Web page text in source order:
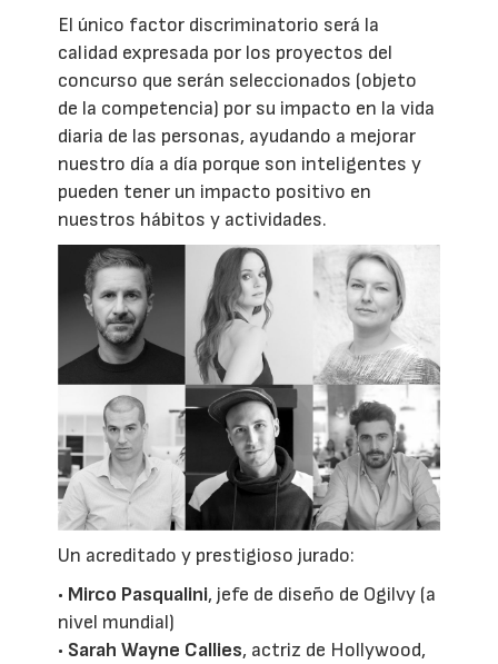
El único factor discriminatorio será la
calidad expresada por los proyectos del
concurso que serán seleccionados (objeto
de la competencia) por su impacto en la vida
diaria de las personas, ayudando a mejorar
nuestro día a día porque son inteligentes y
pueden tener un impacto positivo en
nuestros hábitos y actividades.
Un acreditado y prestigioso jurado:
• Mirco Pasqualini, jefe de diseño de Ogilvy (a
nivel mundial)
• Sarah Wayne Callies, actriz de Hollywood,